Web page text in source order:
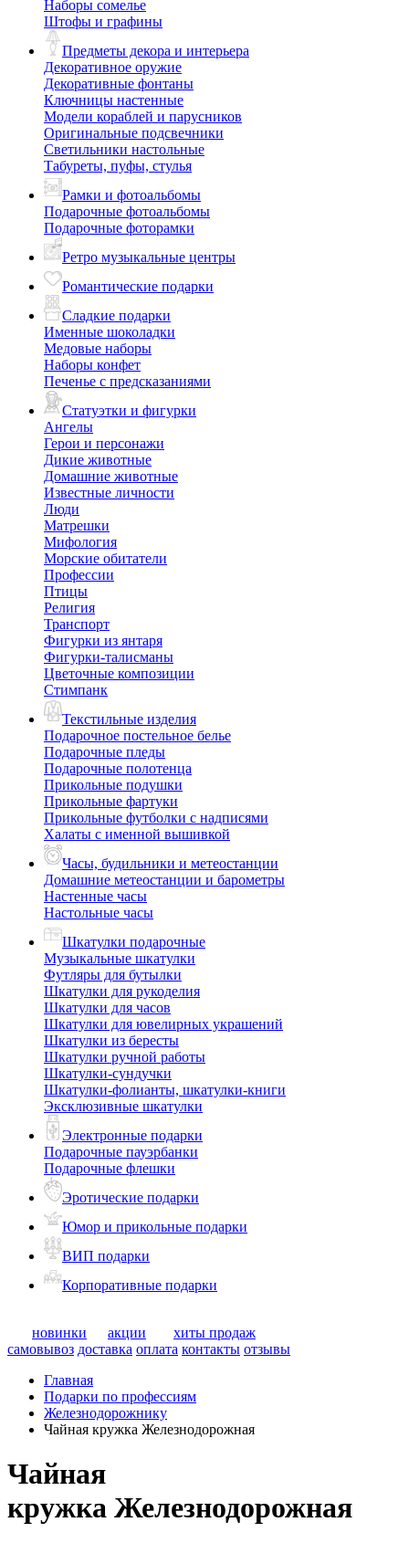
Наборы сомелье
Штофы и графины
Предметы декора и интерьера
Декоративное оружие
Декоративные фонтаны
Ключницы настенные
Модели кораблей и парусников
Оригинальные подсвечники
Светильники настольные
Табуреты, пуфы, стулья
Рамки и фотоальбомы
Подарочные фотоальбомы
Подарочные фоторамки
Ретро музыкальные центры
Романтические подарки
Сладкие подарки
Именные шоколадки
Медовые наборы
Наборы конфет
Печенье с предсказаниями
Статуэтки и фигурки
Ангелы
Герои и персонажи
Дикие животные
Домашние животные
Известные личности
Люди
Матрешки
Мифология
Морские обитатели
Профессии
Птицы
Религия
Транспорт
Фигурки из янтаря
Фигурки-талисманы
Цветочные композиции
Стимпанк
Текстильные изделия
Подарочное постельное белье
Подарочные пледы
Подарочные полотенца
Прикольные подушки
Прикольные фартуки
Прикольные футболки с надписями
Халаты с именной вышивкой
Часы, будильники и метеостанции
Домашние метеостанции и барометры
Настенные часы
Настольные часы
Шкатулки подарочные
Музыкальные шкатулки
Футляры для бутылки
Шкатулки для рукоделия
Шкатулки для часов
Шкатулки для ювелирных украшений
Шкатулки из бересты
Шкатулки ручной работы
Шкатулки-сундучки
Шкатулки-фолианты, шкатулки-книги
Эксклюзивные шкатулки
Электронные подарки
Подарочные пауэрбанки
Подарочные флешки
Эротические подарки
Юмор и прикольные подарки
ВИП подарки
Корпоративные подарки
новинки акции
хиты продаж
самовывоз доставка оплата контакты отзывы
Главная
Подарки по профессиям
Железнодорожнику
Чайная кружка Железнодорожная
Чайная
кружка Железнодорожная